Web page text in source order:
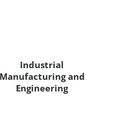
Industrial
Manufacturing and
Engineering